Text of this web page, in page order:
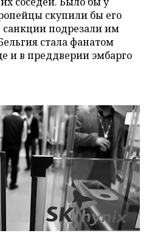
скупили бы его
санкции подрезали им
стала фанатом
и в преддверии эмбарго